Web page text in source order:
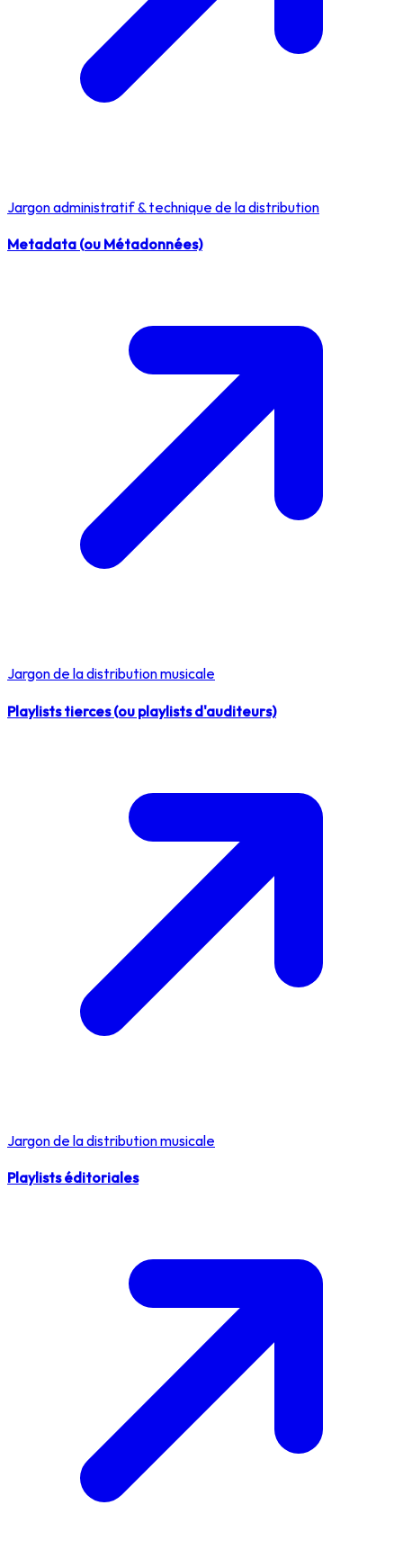
Jargon administratif & technique de la distribution
Metadata (ou Métadonnées)
Jargon de la distribution musicale
Playlists tierces (ou playlists d'auditeurs)
Jargon de la distribution musicale
Playlists éditoriales